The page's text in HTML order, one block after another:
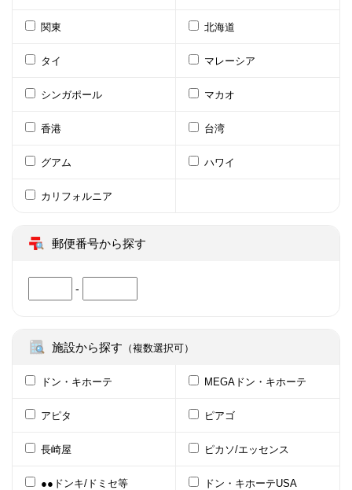
関東 北海道
タイ マレーシア
シンガポール マカオ
香港 台湾
グアム ハワイ
カリフォルニア
郵便番号から探す
-
施設から探す （複数選択可）
ドン・キホーテ MEGAドン・キホーテ
アピタ ピアゴ
長崎屋 ピカソ/エッセンス
●●ドンキ/ドミセ等 ドン・キホーテUSA